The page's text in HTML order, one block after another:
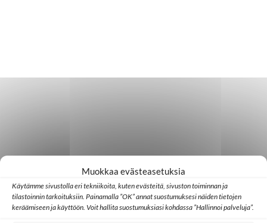
Muokkaa evästeasetuksia
Käytämme sivustolla eri tekniikoita, kuten evästeitä, sivuston toiminnan ja
tilastoinnin tarkoituksiin. Painamalla ”OK” annat suostumuksesi näiden tietojen
keräämiseen ja käyttöön. Voit hallita suostumuksiasi kohdassa ”Hallinnoi palveluja”.